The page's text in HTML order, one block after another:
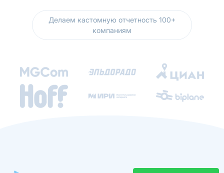
Делаем кастомную отчетность 100+
компаниям